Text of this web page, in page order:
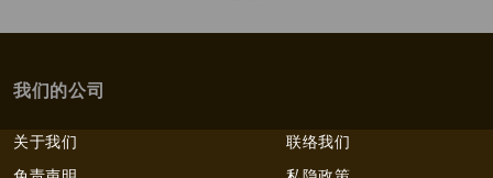
我们的公司
关于我们
联络我们